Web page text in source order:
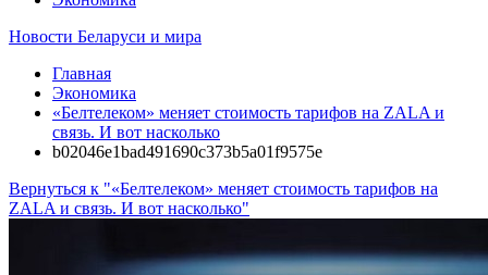
Новости Беларуси и мира
Главная
Экономика
«Белтелеком» меняет стоимость тарифов на ZALA и
связь. И вот насколько
b02046e1bad491690c373b5a01f9575e
Вернуться к "«Белтелеком» меняет стоимость тарифов на
ZALA и связь. И вот насколько"